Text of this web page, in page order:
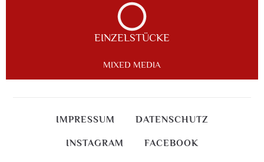
EINZELSTÜCKE
MIXED MEDIA
IMPRESSUM DATENSCHUTZ
INSTAGRAM FACEBOOK